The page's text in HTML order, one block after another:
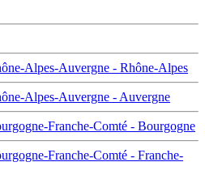
Alpes-Auvergne - Rhône-Alpes
Alpes-Auvergne - Auvergne
Franche-Comté - Bourgogne
Franche-Comté - Franche-